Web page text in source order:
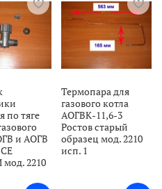
по тяге
и АОГВ
2210
Термопара для
газового котла
АОГВК-11,6-3
Ростов старый
образец мод. 2210
исп. 1